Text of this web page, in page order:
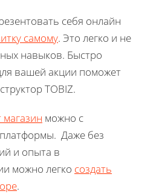
себя онлайн
самому. Это легко и не
навыков. Быстро
вашей акции поможет
TOBIZ.
магазин можно с
Даже без
и опыта в
можно легко создать
.